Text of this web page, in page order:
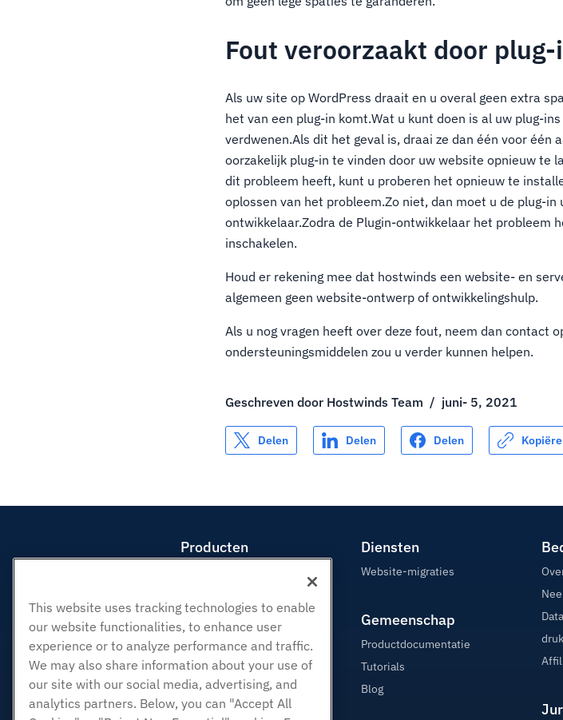
Fout veroorzaakt door plug-
Als uw site op WordPress draait en u overal geen extra
het van een plug-in komt.Wat u kunt doen is al uw plug-
verdwenen.Als dit het geval is, draai ze dan één voor één
oorzakelijk plug-in te vinden door uw website opnieuw te
dit probleem heeft, kunt u proberen het opnieuw te
oplossen van het probleem.Zo niet, dan moet u de plug-
ontwikkelaar.Zodra de Plugin-ontwikkelaar het probleem
inschakelen.
Houd er rekening mee dat hostwinds een website- en
algemeen geen website-ontwerp of ontwikkelingshulp.
Als u nog vragen heeft over deze fout, neem dan contact
ondersteuningsmiddelen zou u verder kunnen helpen.
Geschreven door Hostwinds Team / juni- 5, 2021
Delen Delen Delen
Producten
Hosting door wederverkopers
White Label-wederverkoper
Beheerde Linux VPS
Onbemanig Linux VPS
Beheerde ramen VPS
Diensten
Website-migraties
Gemeenschap
Productdocumentatie
Tutorials
Blog
This website uses tracking technologies to enable
our website functionalities, to enhance user
experience or to analyze performance and traffic.
We may also share information about your use of
our site with our social media, advertising, and
analytics partners. Below, you can "Accept All